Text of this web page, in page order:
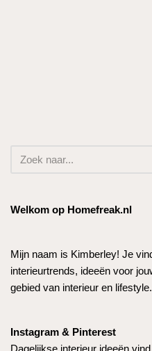
Welkom op Homefreak.nl
Mijn naam is Kimberley! Je
interieurtrends, ideeën voor
gebied van interieur en lifestyle.
Instagram & Pinterest
Dagelijkse interieur ideeën